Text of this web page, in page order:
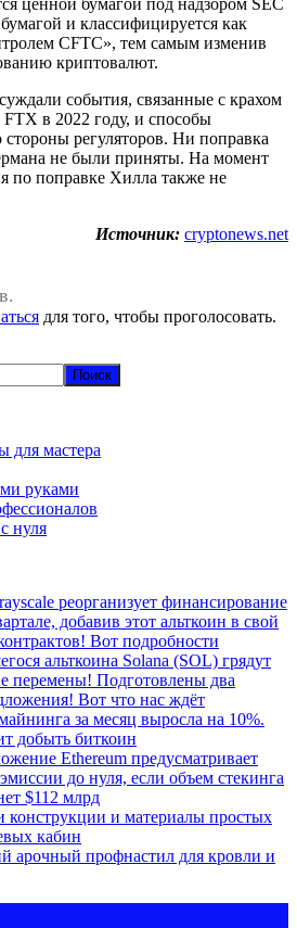
и классифицируется как
CFTC», тем самым изменив
криптовалют.
события, связанные с крахом
в 2022 году, и способы
стороны регуляторов. Ни поправка
не были приняты. На момент
по поправке Хилла также не
Источник: cryptonews.net
для того, чтобы проголосовать.
Поиск
для мастера
руками
нуля
реорганизует финансирование
добавив этот альткоин в свой
Вот подробности
альткоина Solana (SOL) грядут
перемены! Подготовлены два
Вот что нас ждёт
за месяц выросла на 10%.
добыть биткоин
Ethereum предусматривает
до нуля, если объем стекинга
$112 млрд
конструкции и материалы простых
кабин
арочный профнастил для кровли и